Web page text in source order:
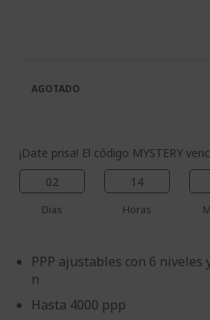
imágenes
galería
¡Date prisa! El código MYSTERY
02
Dias
14
Horas
PPP ajustables con 6 niveles
n
Hasta 4000 ppp
AGOTADO